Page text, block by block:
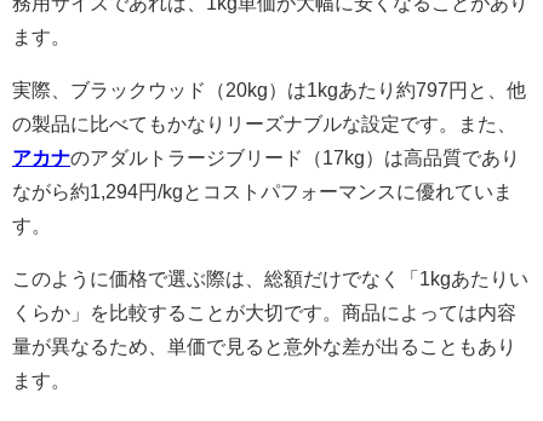
ます。
実際、ブラックウッド（20kg）は1kgあたり約797円と、他
の製品に比べてもかなりリーズナブルな設定です。また、
アカナのアダルトラージブリード（17kg）は高品質であり
ながら約1,294円/kgとコストパフォーマンスに優れていま
す。
このように価格で選ぶ際は、総額だけでなく「1kgあたりい
くらか」を比較することが大切です。商品によっては内容
量が異なるため、単価で見ると意外な差が出ることもあり
ます。